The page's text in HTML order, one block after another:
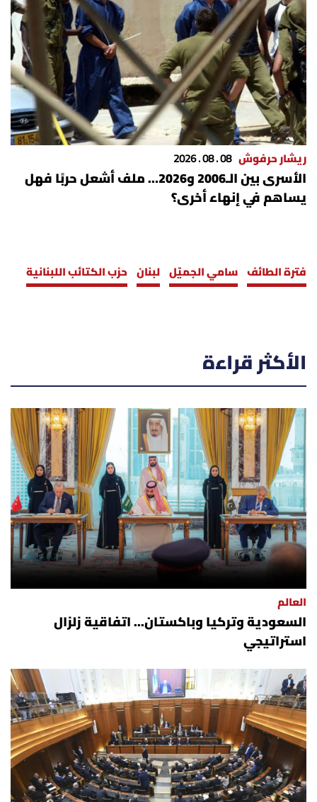
ريشار حرفوش 08 . 08 . 2026
الأسرى بين الـ2006 و2026… ملف أشعل حربًا فهل
يساهم في إنهاء أخرى؟
فترة الطائف سامي الجميّل لبنان حزب الكتائب اللبنانية
الأكثر قراءة
العالم
السعودية وتركيا وباكستان... اتفاقية زلزال
استراتيجي